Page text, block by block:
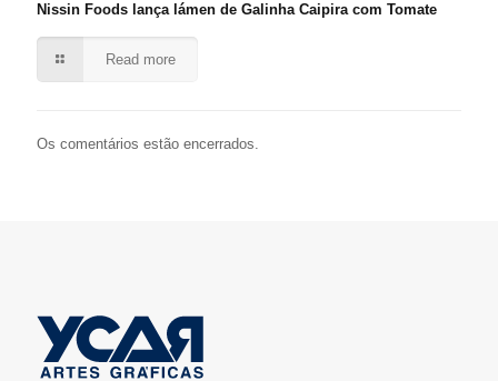
Nissin Foods lança lámen de Galinha Caipira com Tomate
Read more
Os comentários estão encerrados.